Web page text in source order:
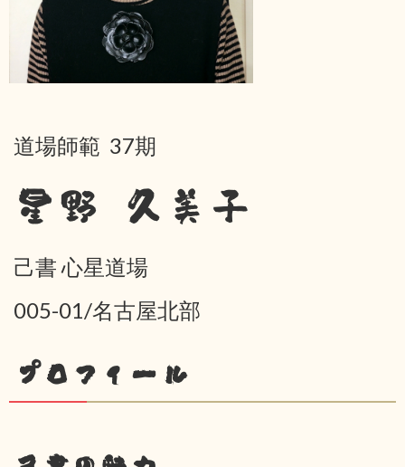
道場師範 37期
星野 久美子
己書 心星道場
005-01/名古屋北部
プロフィール